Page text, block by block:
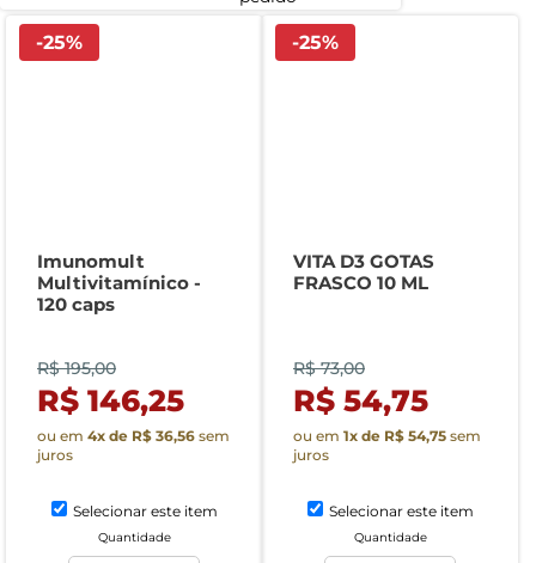
-25%
Imunomult
Multivitamínico -
120 caps
R$ 195,00
R$ 146,25
ou em 4x de R$ 36,56 sem
juros
Selecionar este item
Quantidade
-25%
VITA D3 GOTAS
FRASCO 10 ML
R$ 73,00
R$ 54,75
ou em 1x de R$ 54,75 sem
juros
Selecionar este item
Quantidade